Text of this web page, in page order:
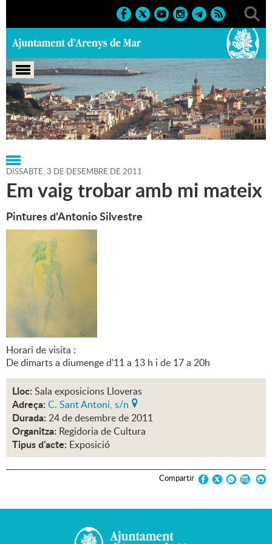
Portada > Regidories > Cultura > Agenda > 03-12-2011
DISSABTE,3 DE DESEMBRE DE 2011
Em vaig trobar amb mi mateix
Pintures d'Antonio Silvestre
Horari de visita :
De dimarts a diumenge d'11 a 13 h i de 17 a 20h
Lloc: Sala exposicions Lloveras
Adreça: C. Sant Antoni, s/n
Durada: 24 de desembre de 2011
Organitza: Regidoria de Cultura
Tipus d'acte: Exposició
Compartir